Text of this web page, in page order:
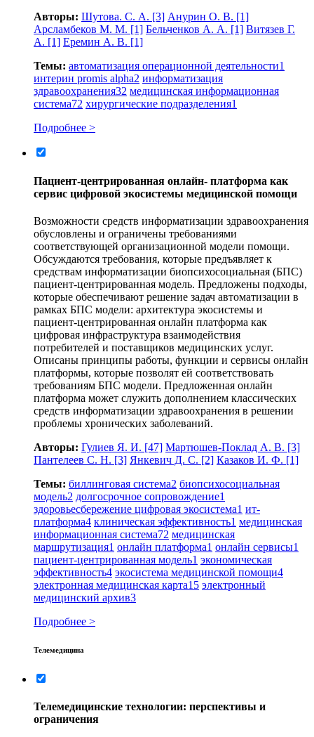
Авторы: Шутова. С. А. [3] Анурин О. В. [1]
Арсламбеков М. М. [1] Бельченков А. А. [1] Витязев Г.
А. [1] Еремин А. В. [1]
Темы: автоматизация операционной деятельности1
интерин promis alpha2 информатизация
здравоохранения32 медицинская информационная
система72 хирургические подразделения1
Подробнее >
Пациент-центрированная онлайн- платформа как
сервис цифровой экосистемы медицинской помощи
Возможности средств информатизации здравоохранения
обусловлены и ограничены требованиями
соответствующей организационной модели помощи.
Обсуждаются требования, которые предъявляет к
средствам информатизации биопсихосоциальная (БПС)
пациент-центрированная модель. Предложены подходы,
которые обеспечивают решение задач автоматизации в
рамках БПС модели: архитектура экосистемы и
пациент-центрированная онлайн платформа как
цифровая инфраструктура взаимодействия
потребителей и поставщиков медицинских услуг.
Описаны принципы работы, функции и сервисы онлайн
платформы, которые позволят ей соответствовать
требованиям БПС модели. Предложенная онлайн
платформа может служить дополнением классических
средств информатизации здравоохранения в решении
проблемы хронических заболеваний.
Авторы: Гулиев Я. И. [47] Мартюшев-Поклад А. В. [3]
Пантелеев С. Н. [3] Янкевич Д. С. [2] Казаков И. Ф. [1]
Темы: биллинговая система2 биопсихосоциальная
модель2 долгосрочное сопровождение1
здоровьесбережение цифровая экосистема1 ит‐
платформа4 клиническая эффективность1 медицинская
информационная система72 медицинская
маршрутизация1 онлайн платформа1 онлайн сервисы1
пациент-центрированная модель1 экономическая
эффективность4 экосистема медицинской помощи4
электронная медицинская карта15 электронный
медицинский архив3
Подробнее >
Телемедицина
Телемедицинские технологии: перспективы и
ограничения